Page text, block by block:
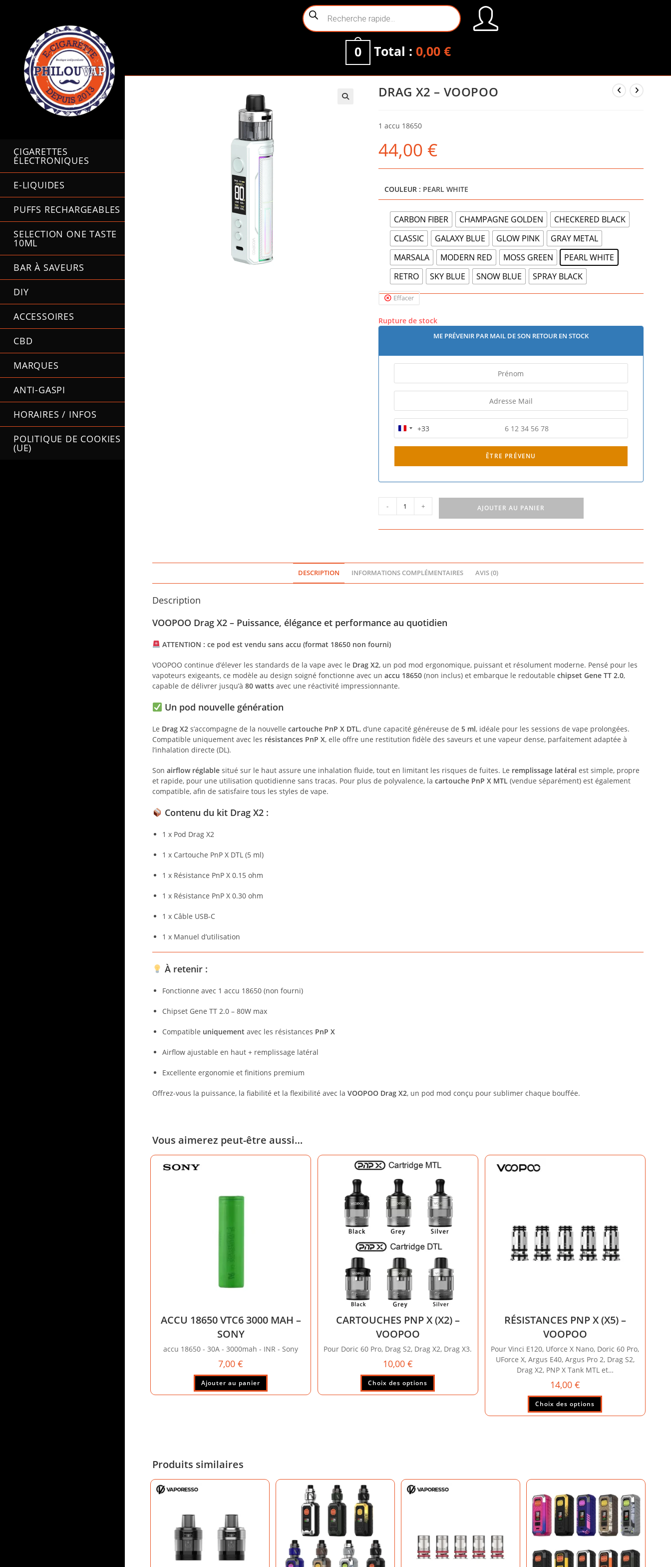
Recherche
de
0 Total : 0,00 €
CIGARETTES
ÉLECTRONIQUES
E-LIQUIDES
PUFFS RECHARGEABLES
SELECTION ONE TASTE
10ML
BAR À SAVEURS
DIY
ACCESSOIRES
CBD
MARQUES
ANTI-GASPI
HORAIRES / INFOS
POLITIQUE DE COOKIES
(UE)
DRAG X2 – VOOPOO
1 accu 18650
44,00 €
COULEUR : PEARL WHITE
CARBON FIBER CHAMPAGNE GOLDEN
CHECKERED BLACK
CLASSIC
GALAXY BLUE GLOW PINK
GRAY METAL
MARSALA
MODERN RED MOSS GREEN
PEARL WHITE
RETRO
SKY BLUE SNOW BLUE SPRAY BLACK
Effacer
Rupture de stock
ME PRÉVENIR PAR MAIL DE SON RETOUR EN STOCK
F
r
e
3
3
+33
ÊTRE PRÉVENU
quantité
de
- + AJOUTER AU PANIER
DESCRIPTION INFORMATIONS COMPLÉMENTAIRES AVIS (0)
Description
VOOPOO Drag X2 – Puissance, élégance et performance au quotidien
ATTENTION : ce pod est vendu sans accu (format 18650 non fourni)
VOOPOO continue d’élever les standards de la vape avec le Drag X2, un pod mod ergonomique, puissant et résolument moderne. Pensé pour les
vapoteurs exigeants, ce modèle au design soigné fonctionne avec un accu 18650(non inclus) et embarque le redoutable chipset Gene TT 2.0,
capable de délivrer jusqu’à 80 wattsavec une réactivité impressionnante.
Un pod nouvelle génération
Le Drag X2s’accompagne de la nouvelle cartouche PnP X DTL, d’une capacité généreuse de 5 ml, idéale pour les sessions de vape prolongées.
Compatible uniquement avec les résistances PnP X, elle offre une restitution fidèle des saveurs et une vapeur dense, parfaitement adaptée à
l’inhalation directe (DL).
Son airflow réglablesitué sur le haut assure une inhalation fluide, tout en limitant les risques de fuites. Le remplissage latéral est simple, propre
et rapide, pour une utilisation quotidienne sans tracas. Pour plus de polyvalence, la cartouche PnP X MTL(vendue séparément) est également
compatible, afin de satisfaire tous les styles de vape.
Contenu du kit Drag X2 :
1 x Pod Drag X2
1 x Cartouche PnP X DTL (5 ml)
1 x Résistance PnP X 0.15 ohm
1 x Résistance PnP X 0.30 ohm
1 x Câble USB-C
1 x Manuel d’utilisation
À retenir :
Fonctionne avec 1 accu 18650 (non fourni)
Chipset Gene TT 2.0 – 80W max
Compatible uniquement avec les résistances PnP X
Airflow ajustable en haut + remplissage latéral
Excellente ergonomie et finitions premium
Offrez-vous la puissance, la fiabilité et la flexibilité avec la VOOPOO Drag X2, un pod mod conçu pour sublimer chaque bouffée.
Vous aimerez peut-être aussi…
ACCU 18650 VTC6 3000 MAH –
SONY
accu 18650 - 30A - 3000mah - INR - Sony
7,00€
Ajouter au panier
CARTOUCHES PNP X (X2) –
VOOPOO
Pour Doric 60 Pro, Drag S2, Drag X2, Drag X3.
10,00 €
Choix des options
produit
la
RÉSISTANCES PNP X (X5) –
VOOPOO
Pour Vinci E120, Uforce X Nano, Doric 60 Pro,
UForce X, Argus E40, Argus Pro 2, Drag S2,
Drag X2, PNP X Tank MTL et…
14,00 €
Choix des options
produit
choisies
sur
la
page
du
produit
Produits similaires